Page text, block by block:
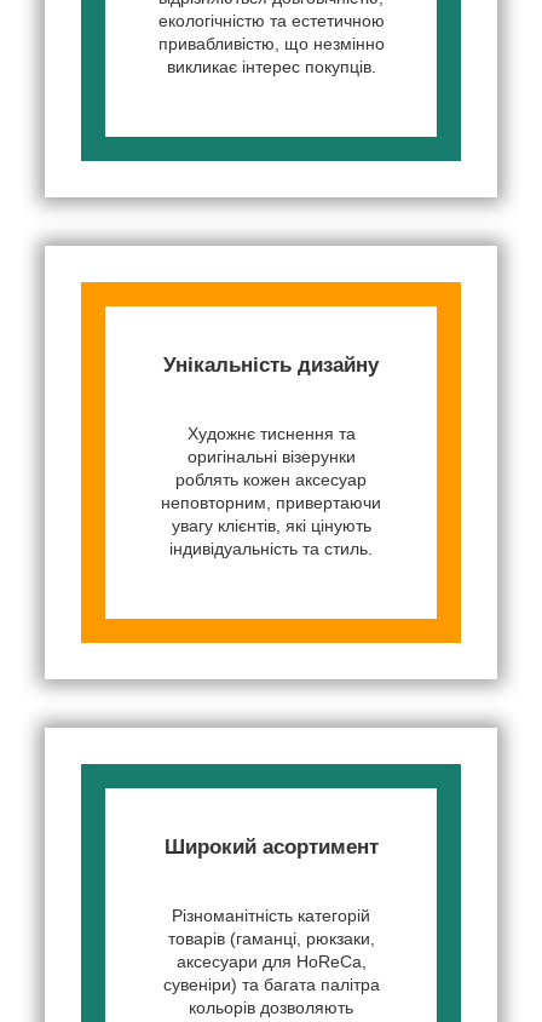
екологічністю та естетичною
привабливістю, що незмінно
викликає інтерес покупців.
Унікальність дизайну
Художнє тиснення та
оригінальні візерунки
роблять кожен аксесуар
неповторним, привертаючи
увагу клієнтів, які цінують
індивідуальність та стиль.
Широкий асортимент
Різноманітність категорій
товарів (гаманці, рюкзаки,
аксесуари для HoReCa,
сувеніри) та багата палітра
кольорів дозволяють